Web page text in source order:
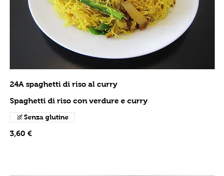
24A spaghetti di riso al curry
Spaghetti di riso con verdure e curry
3,60 €
Senza glutine